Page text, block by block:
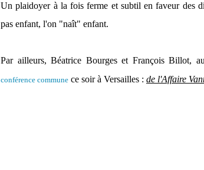
Un plaidoyer à la fois ferme et subtil en faveur des
pas enfant, l'on "naît" enfant.
Par ailleurs, Béatrice Bourges et François Billot,
conférence commune ce soir à Versailles : de l'Affaire